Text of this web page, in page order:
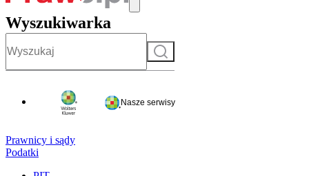
Wyszukiwarka
Szukaj
Nasze serwisy
Prawnicy i sądy
Podatki